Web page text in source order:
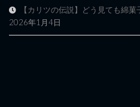
【カリツの伝説】どう見ても綿
2026年1月4日